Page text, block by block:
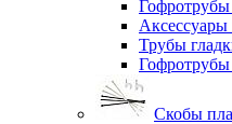
Аксессуары
Трубы
Скобы